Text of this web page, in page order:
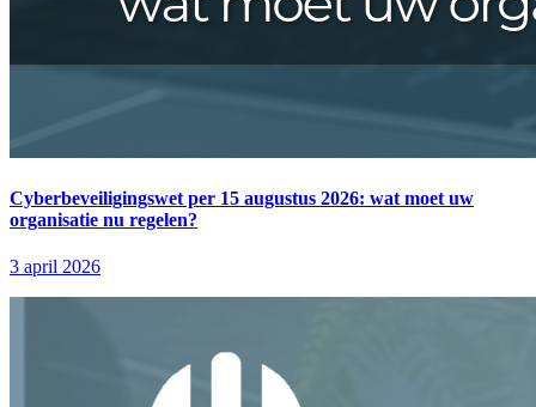
Cyberbeveiligingswet per 15 augustus 2026: wat moet uw
organisatie nu regelen?
3 april 2026